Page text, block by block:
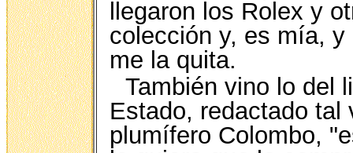
llegaron los Rolex y
colección y, es mía,
me la quita.
También vino lo del
Estado, redactado tal
plumífero Colombo,